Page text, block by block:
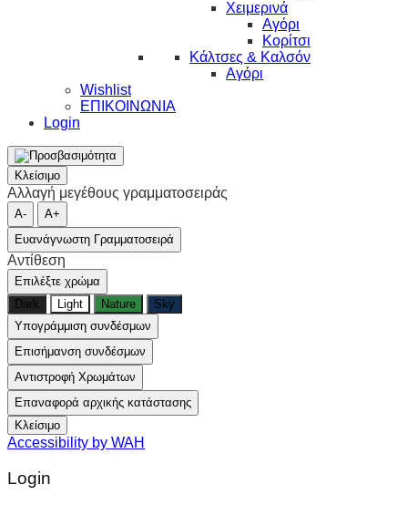
Χειμερινά
Αγόρι
Κορίτσι
Κάλτσες & Καλσόν
Αγόρι
Wishlist
ΕΠΙΚΟΙΝΩΝΙΑ
Login
Κλείσιμο
Αλλαγή μεγέθους γραμματοσειράς
A-
A+
Ευανάγνωστη Γραμματοσειρά
Αντίθεση
Επιλέξτε χρώμα
Dark
Light Nature
Sky
Υπογράμμιση συνδέσμων
Επισήμανση συνδέσμων
Αντιστροφή Χρωμάτων
Επαναφορά αρχικής κατάστασης
Κλείσιμο
Accessibility by WAH
Login